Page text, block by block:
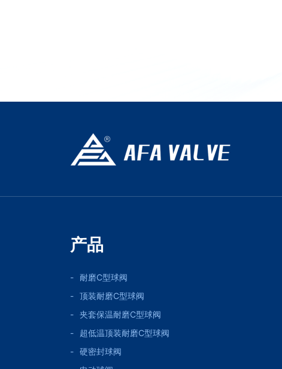
产品
耐磨C型球阀
顶装耐磨C型球阀
夹套保温耐磨C型球阀
超低温顶装耐磨C型球阀
硬密封球阀